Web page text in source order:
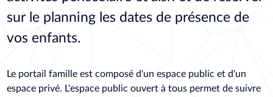
sur le planning les dates de présence de
vos enfants.
Le portail famille est composé d'un espace public et d'un
espace privé. L'espace public ouvert à tous permet de suivre